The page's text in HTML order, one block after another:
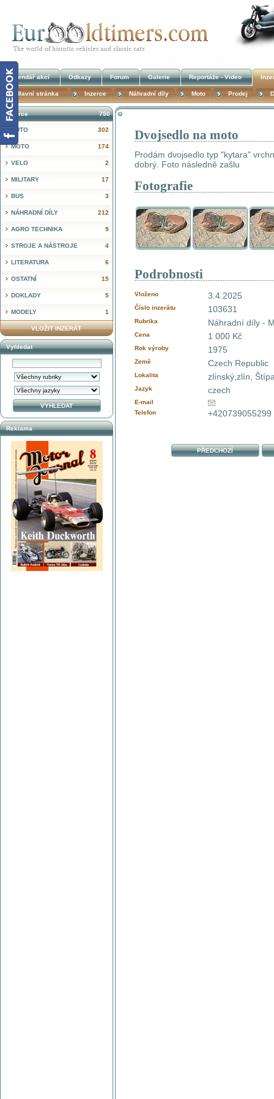
Dvojsedlo na moto
Prodám dvojsedlo typ "kytara"
dobrý. Foto následně zašlu
Fotografie
Podrobnosti
Vloženo 3.4.2025
Číslo inzerátu 103631
Rubrika Náhradní díly -
Cena 1 000 Kč
Rok výroby 1975
Země Czech Republic
Lokalita zlínský,zlín,
Jazyk czech
E-mail
Telefon
+420739055299
PŘEDCHOZÍ
750
Inzerce
302
AUTO
174
MOTO
2
VELO
17
MILITARY
3
BUS
212
NÁHRADNÍ DÍLY
9
AGRO TECHNIKA
4
STROJE A NÁSTROJE
6
LITERATURA
15
OSTATNÍ
5
DOKLADY
1
MODELY
VLOŽIT INZERÁT
Vyhledat
Reklama
Kalendář akcí Odkazy Forum Galerie Reportáže - Video
Hlavní stránka Inzerce Náhradní díly Moto Prodej